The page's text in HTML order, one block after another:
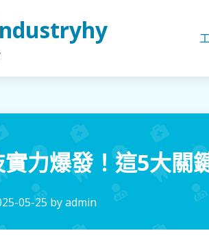
力爆發！這5大關
05-25 byadmin